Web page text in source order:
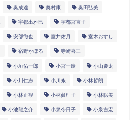
奥成達 奥村康 奥田弘美
宇都出雅巳 宇都宮直子
安部徹也 室井佑月 室木おすし
宿野かほる 寺崎喜三
小垣佑一郎 小宮一慶 小山慶太
小川仁志 小川糸 小林哲朗
小林正観 小林眞理子 小林聡美
小池龍之介 小泉今日子 小泉吉宏